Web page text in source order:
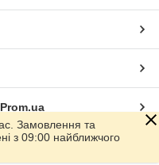
Prom.ua
Замовлення та
з 09:00 найближчого